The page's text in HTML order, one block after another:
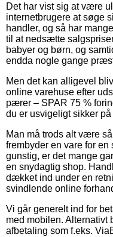
Det har vist sig at være
internetbrugere at søge
handler, og så har
til at nedsætte
babyer og børn, og
endda nogle gange
Men det kan alligevel
online varehuse efter
pærer – SPAR 75 %
du er usvigeligt sikker
Man må trods alt være
frembyder en vare for
gunstig, er det mange
en snydagtig shop.
dækket ind under en
svindlende online
Vi går generelt ind for
med mobilen. Alternativt
afbetaling som f.eks.